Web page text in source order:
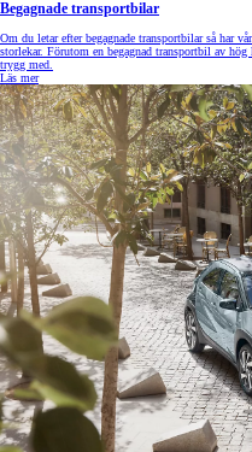
Begagnade transportbilar
Om du letar efter begagnade transportbilar så har
storlekar. Förutom en begagnad transportbil av
trygg med.
Läs mer